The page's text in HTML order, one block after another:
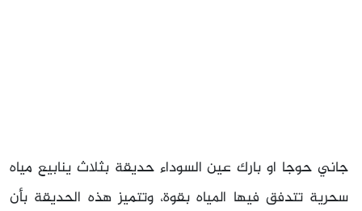
جاني حوجا او بارك عين السوداء حديقة بثلاث ينابيع مياه
سحرية تتدفق فيها المياه بقوة، وتتميز هذه الحديقة بأن